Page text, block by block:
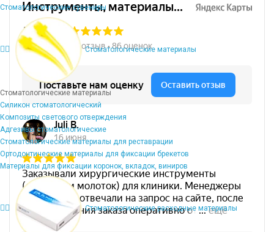
Стоматологические сувениры
Стоматологические материалы
Стоматологические материалы
Силикон стоматологический
Композиты светового отверждения
Адгезивы стоматологические
Стоматологические материалы для реставрации
Ортодонтические материалы для фиксации брекетов
Материалы для фиксации коронок, вкладок, виниров
Стоматологические расходные материалы